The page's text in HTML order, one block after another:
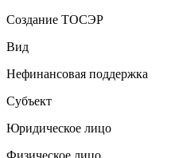
Создание ТОСЭР
Вид
Нефинансовая поддержка
Субъект
Юридическое лицо
Физическое лицо